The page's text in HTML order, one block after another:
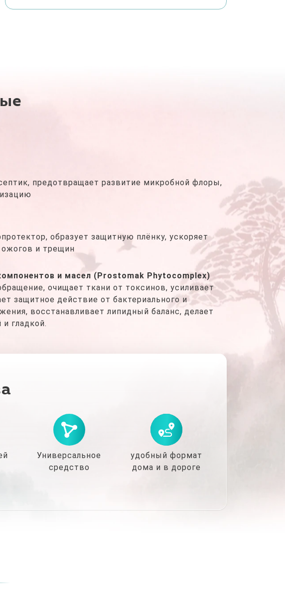
предотвращает развитие микробной флоры,
образует защитную плёнку, ускоряет
и трещин
и масел (Prostomak Phytocomplex)
очищает ткани от токсинов, усиливает
защитное действие от бактериального и
восстанавливает липидный баланс, делает
гладкой.
Универсальное
средство
удобный формат
дома и в дороге